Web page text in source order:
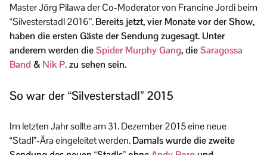
Master Jörg Pilawa der Co-Moderator von Francine Jordi beim
“Silvesterstadl 2016”.Bereits jetzt, vier Monate vor der Show,
haben die ersten Gäste der Sendung zugesagt. Unter
anderem werden dieSpider Murphy Gang, dieSaragossa
Band & Nik P.zu sehen sein.
So war der “Silvesterstadl” 2015
Im letzten Jahr sollte am 31. Dezember 2015 eine neue
“Stadl”-Ära eingeleitet werden.Damals wurde die zweite